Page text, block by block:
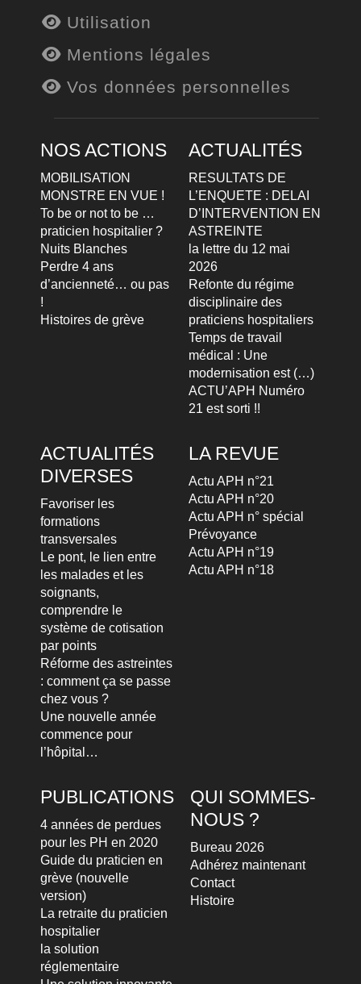
Utilisation
Mentions légales
Vos données personnelles
NOS ACTIONS
MOBILISATION
MONSTRE EN VUE !
To be or not to be …
praticien hospitalier ?
Nuits Blanches
Perdre 4 ans
d’ancienneté… ou pas
!
Histoires de grève
ACTUALITÉS
RESULTATS DE
L’ENQUETE : DELAI
D’INTERVENTION EN
ASTREINTE
la lettre du 12 mai
2026
Refonte du régime
disciplinaire des
praticiens hospitaliers
Temps de travail
médical : Une
modernisation est (…)
ACTU’APH Numéro
21 est sorti !!
ACTUALITÉS
DIVERSES
Favoriser les
formations
transversales
Le pont, le lien entre
les malades et les
soignants,
comprendre le
système de cotisation
par points
Réforme des astreintes
: comment ça se passe
chez vous ?
Une nouvelle année
commence pour
l’hôpital…
LA REVUE
Actu APH n°21
Actu APH n°20
Actu APH n° spécial
Prévoyance
Actu APH n°19
Actu APH n°18
PUBLICATIONS
4 années de perdues
pour les PH en 2020
Guide du praticien en
grève (nouvelle
version)
La retraite du praticien
hospitalier
la solution
réglementaire
QUI SOMMES-
NOUS ?
Bureau 2026
Adhérez maintenant
Contact
Histoire